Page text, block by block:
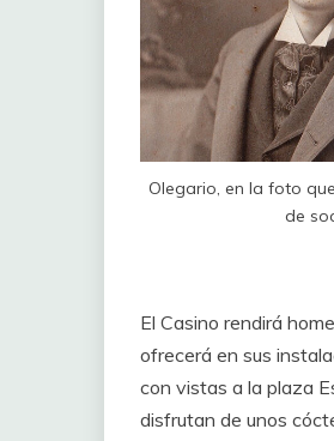
Olegario, en la foto
de
El Casino rendirá
ofrecerá en sus
con vistas a la plaza
disfrutan de unos